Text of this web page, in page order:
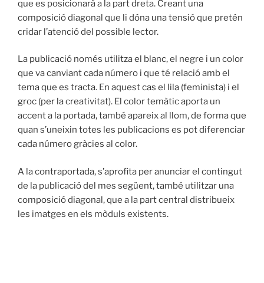
que es posicionarà a la part dreta. Creant una
composició diagonal que li dóna una tensió que pretén
cridar l’atenció del possible lector.
La publicació només utilitza el blanc, el negre i un color
que va canviant cada número i que té relació amb el
tema que es tracta. En aquest cas el lila (feminista) i el
groc (per la creativitat). El color temàtic aporta un
accent a la portada, també apareix al llom, de forma que
quan s’uneixin totes les publicacions es pot diferenciar
cada número gràcies al color.
A la contraportada, s’aprofita per anunciar el contingut
de la publicació del mes següent, també utilitzar una
composició diagonal, que a la part central distribueix
les imatges en els mòduls existents.